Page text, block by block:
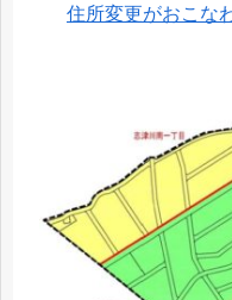
住所変更がおこな